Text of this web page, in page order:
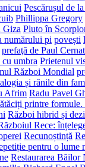
Pescărușul de
Phillippa Gregory
Giza Pluto în
numărului pi povești
prefaţă de Paul Cernat
cu umbra Prietenul
Război Mondial
și rănile din
Afrim Radu Pavel
printre formule.
Război hibrid și
Rece:
Recunoștință
pentru o lume
Restaurarea Băilor